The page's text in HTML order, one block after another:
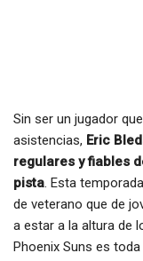
Sin ser un jugador
asistencias, Eric
regulares y fiables
pista. Esta
de veterano que de
a estar a la altura de
Phoenix Suns es